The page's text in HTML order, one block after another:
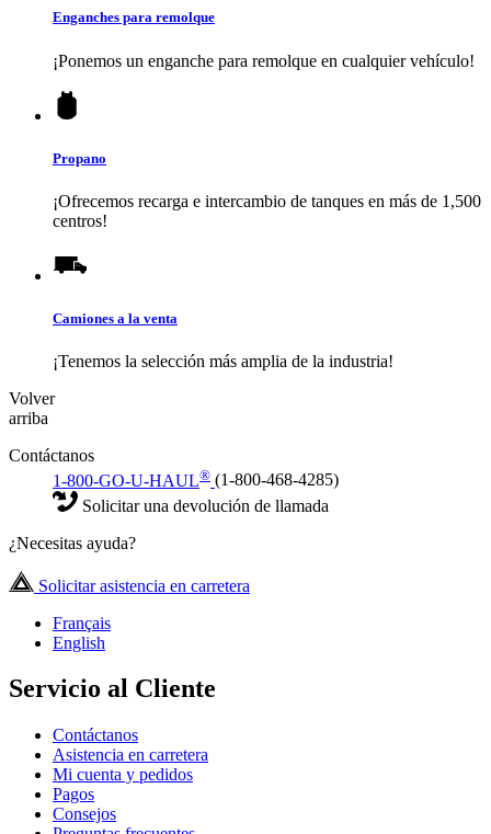
Enganches para remolque
¡Ponemos un enganche para remolque en cualquier vehículo!
Propano
¡Ofrecemos recarga e intercambio de tanques en más de 1,500
centros!
Camiones a la venta
¡Tenemos la selección más amplia de la industria!
Volver
arriba
Contáctanos
1-800-GO-U-HAUL® (1-800-468-4285)
Solicitar una devolución de llamada
¿Necesitas ayuda?
Solicitar asistencia en carretera
Français
English
Servicio al Cliente
Contáctanos
Asistencia en carretera
Mi cuenta y pedidos
Pagos
Consejos